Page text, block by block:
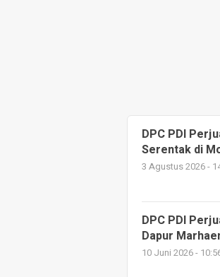
DPC PDI
Serentak di
3 Agustus 2026 -
DPC PDI
Dapur
10 Juni 2026 -